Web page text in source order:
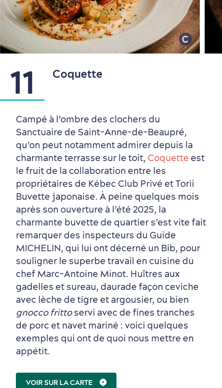
11 Coquette
Campé à l’ombre des clochers du
Sanctuaire de Saint-Anne-de-Beaupré,
qu’on peut notamment admirer depuis la
charmante terrasse sur le toit, Coquette est
le fruit de la collaboration entre les
propriétaires de Kébec Club Privé et Torii
Buvette japonaise. À peine quelques mois
après son ouverture à l’été 2025, la
charmante buvette de quartier s’est vite fait
remarquer des inspecteurs du Guide
MICHELIN, qui lui ont décerné un Bib, pour
souligner le superbe travail en cuisine du
chef Marc-Antoine Minot. Huîtres aux
gadelles et sureau, daurade façon ceviche
avec lèche de tigre et argousier, ou bien
gnocco frittoservi avec de fines tranches
de porc et navet mariné : voici quelques
exemples qui ont de quoi nous mettre en
appétit.
VOIR SUR LA CARTE